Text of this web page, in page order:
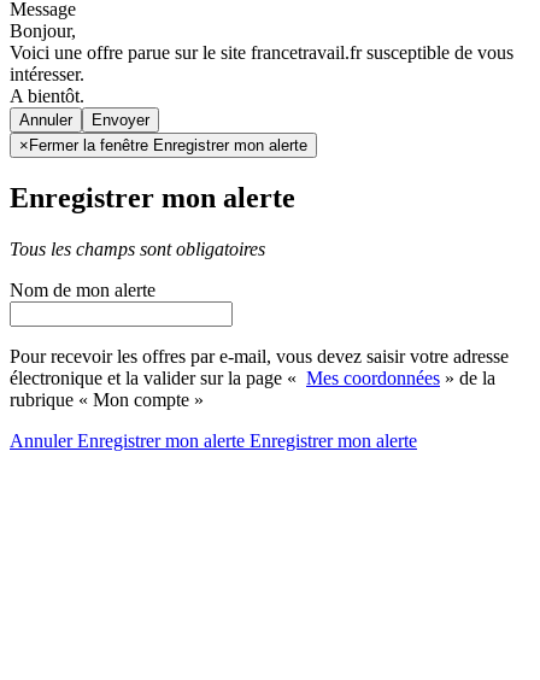
Message
Bonjour,
Voici une offre parue sur le site francetravail.fr susceptible de vous
intéresser.
A bientôt.
Annuler
×Fermer la fenêtre Enregistrer mon alerte
Enregistrer mon alerte
Tous les champs sont obligatoires
Nom de mon alerte
Pour recevoir les offres par e-mail, vous devez saisir votre adresse
électronique et la valider sur la page « Mes coordonnées » de la
rubrique « Mon compte »
AnnulerEnregistrer mon alerte Enregistrermon alerte